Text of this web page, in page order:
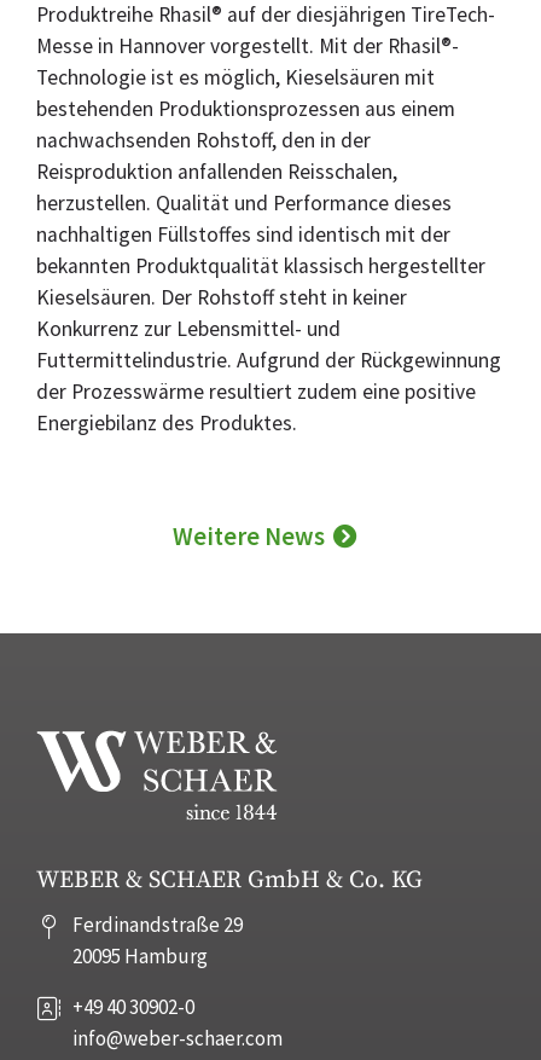
Produktreihe Rhasil® auf der diesjährigen TireTech-
Messe in Hannover vorgestellt. Mit der Rhasil®-
Technologie ist es möglich, Kieselsäuren mit
bestehenden Produktionsprozessen aus einem
nachwachsenden Rohstoff, den in der
Reisproduktion anfallenden Reisschalen,
herzustellen. Qualität und Performance dieses
nachhaltigen Füllstoffes sind identisch mit der
bekannten Produktqualität klassisch hergestellter
Kieselsäuren. Der Rohstoff steht in keiner
Konkurrenz zur Lebensmittel- und
Futtermittelindustrie. Aufgrund der Rückgewinnung
der Prozesswärme resultiert zudem eine positive
Energiebilanz des Produktes.
Weitere News
WEBER & SCHAER GmbH & Co. KG
Ferdinandstraße 29
20095 Hamburg
+49 40 30902-0
info@weber-schaer.com